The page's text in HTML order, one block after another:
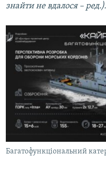
знайти не вдалося – ред.).
Багатофункціональний